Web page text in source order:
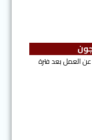
العمل بعد فترة